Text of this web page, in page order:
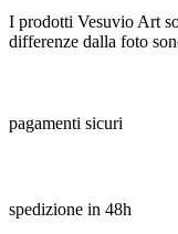
I prodotti Vesuvio Art
differenze dalla foto
pagamenti sicuri
spedizione in 48h